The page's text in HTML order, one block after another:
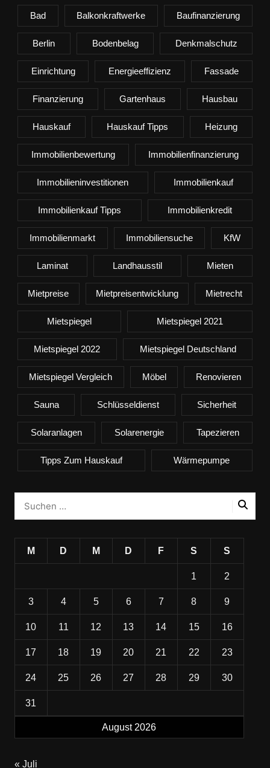
Bad Balkonkraftwerke Baufinanzierung
Berlin Bodenbelag Denkmalschutz
Einrichtung Energieeffizienz Fassade
Finanzierung Gartenhaus Hausbau
Hauskauf Hauskauf Tipps Heizung
Immobilienbewertung Immobilienfinanzierung
Immobilieninvestitionen Immobilienkauf
Immobilienkauf Tipps Immobilienkredit
Immobilienmarkt Immobiliensuche KfW
Laminat Landhausstil Mieten
Mietpreise Mietpreisentwicklung Mietrecht
Mietspiegel Mietspiegel 2021
Mietspiegel 2022 Mietspiegel Deutschland
Mietspiegel Vergleich Möbel Renovieren
Sauna Schlüsseldienst Sicherheit
Solaranlagen Solarenergie Tapezieren
Tipps Zum Hauskauf Wärmepumpe
August 2026
M D M D F S S
1 2
3 4 5 6 7 8 9
10 11 12 13 14 15 16
17 18 19 20 21 22 23
24 25 26 27 28 29 30
31
« Juli